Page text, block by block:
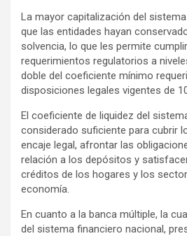
La mayor capitalización del
que las entidades hayan
solvencia, lo que les permite
requerimientos regulatorios a
doble del coeficiente mínimo
disposiciones legales vigentes de
El coeficiente de liquidez del
considerado suficiente para cubrir
encaje legal, afrontar las
relación a los depósitos y
créditos de los hogares y los
economía.
En cuanto a la banca múltiple, la
del sistema financiero nacional,